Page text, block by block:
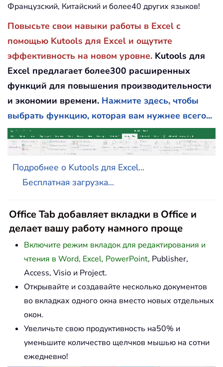
Французский, Китайский и более40 других языков!
Повысьте свои навыки работы в Excel с
помощью Kutools для Excel и ощутите
эффективность на новом уровне. Kutools для
Excel предлагает более300 расширенных
функций для повышения производительности
и экономии времени. Нажмите здесь, чтобы
выбрать функцию, которая вам нужнее всего...
Подробнее о Kutools для Excel...
Бесплатная загрузка...
Office Tab добавляет вкладки в Office и
делает вашу работу намного проще
Включите режим вкладок для редактирования и
чтения в Word, Excel, PowerPoint, Publisher,
Access, Visio и Project.
Открывайте и создавайте несколько документов
во вкладках одного окна вместо новых отдельных
окон.
Увеличьте свою продуктивность на50% и
уменьшите количество щелчков мышью на сотни
ежедневно!